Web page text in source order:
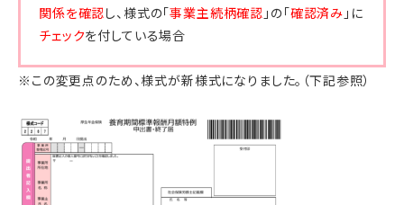
関係を確認し、様式の「事業主続柄確認 」の「確認済み 」に
チェックを付している場合
※この変更点のため、様式が新様式になりました。（下記参照）